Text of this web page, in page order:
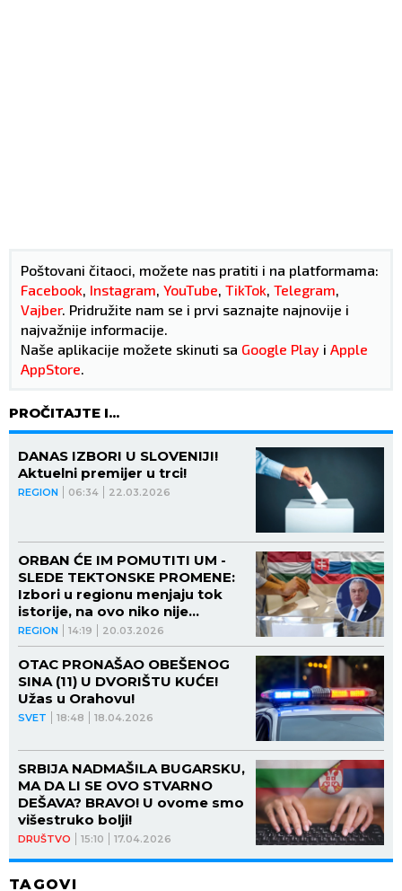
Poštovani čitaoci, možete nas pratiti i na platformama:
Facebook Instagram YouTube TikTok Telegram
Vajber. Pridružite nam se i prvi saznajte najnovije i
najvažnije informacije.
Naše aplikacije možete skinuti sa Google Play i Apple
AppStore
PROČITAJTE I...
REGION 06:34 22.03.2026
DANAS IZBORI U SLOVENIJI!
Aktuelni premijer u trci!
REGION 14:19 20.03.2026
ORBAN ĆE IM POMUTITI UM -
SLEDE TEKTONSKE PROMENE:
Izbori u regionu menjaju tok
istorije, na ovo niko nije
spreman!
SVET 18:48 18.04.2026
OTAC PRONAŠAO OBEŠENOG
SINA (11) U DVORIŠTU KUĆE!
Užas u Orahovu!
DRUŠTVO 15:10 17.04.2026
SRBIJA NADMAŠILA BUGARSKU,
MA DA LI SE OVO STVARNO
DEŠAVA? BRAVO! U ovome smo
višestruko bolji!
TAGOVI